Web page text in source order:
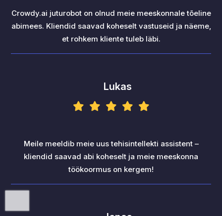
Crowdy.ai juturobot on olnud meie meeskonnale tõeline
abimees. Kliendid saavad koheselt vastuseid ja näeme,
et rohkem kliente tuleb läbi.
Lukas
Meile meeldib meie uus tehisintellekti assistent –
kliendid saavad abi koheselt ja meie meeskonna
töökoormus on kergem!